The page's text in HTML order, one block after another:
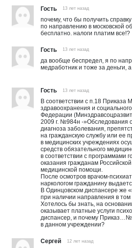
Гость 13 лет назад
почему, что бы получить
по направлению в московской
бесплатно. налоги платим все!?
Гость 13 лет назад
да вообще беспредел, я по
медработник и тоже за деньги,
Гость 13 лет назад
В соответствии с п.18 Приказа
здравоохранения и
Федерации
2009 г. №984н -»Обследования
диагноза заболевания,
на гражданскую службу или ее
в медицинских учреждениях
средств обязательного
в соответствии с программами
оказания гражданам
медицинской помощи.
После осмотров врачом-
наркологом гражданину
В Одинцовском диспансере же
при наличии направления в
Хотелось бы знать, на
оказывает платные услуги
диспансер, и почему
в данном учреждении?
Сергей 12 лет назад